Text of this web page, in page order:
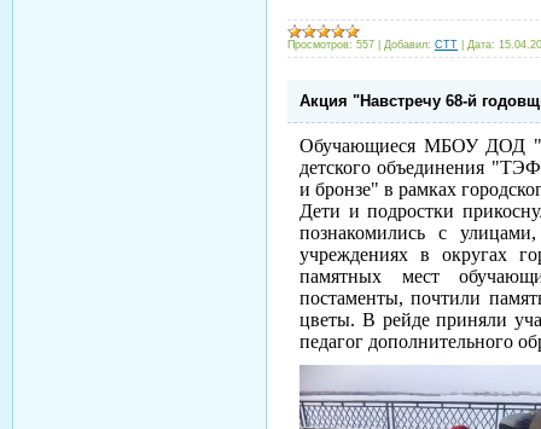
Просмотров: 557 Добавил: CTT Дата:
Акция "Навстречу 68-й
Обучающиеся МБОУ ДОД
детского объединения
и бронзе" в рамках
Дети и подростки
познакомились с
учреждениях в округах
памятных мест
постаменты, почтили
цветы. В рейде приняли
педагог дополнительного